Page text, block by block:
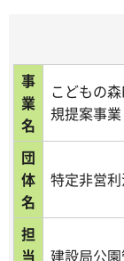
事
業
名
こどもの
規提案事業
団
体
名
特定非営
担
当
建設局公